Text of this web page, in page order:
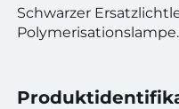
Schwarzer